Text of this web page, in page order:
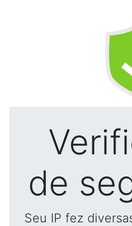
de
Seu IP fez